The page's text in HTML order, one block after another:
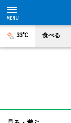
33°C 食べる